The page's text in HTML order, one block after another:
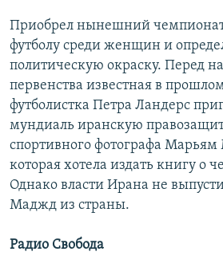
Приобрел нынешний
футболу среди женщин и
политическую окраску. Перед
первенства известная в
футболистка Петра Ландерс
мундиаль иранскую
спортивного фотографа
которая хотела издать книгу о
Однако власти Ирана не
Маджд из страны.
Радио Свобода